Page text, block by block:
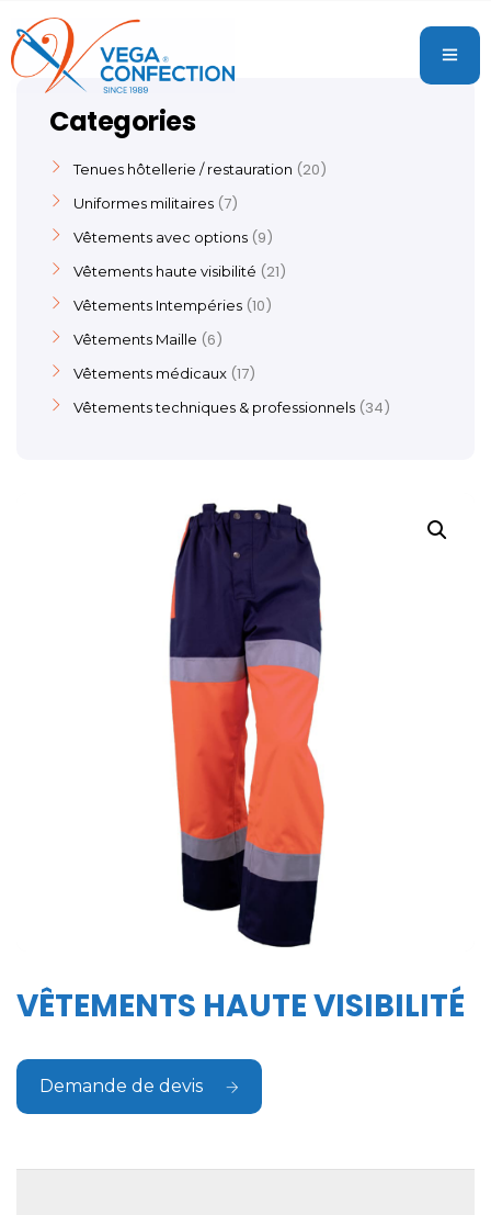
VÊTEMENTS HAUTE VISIBILITÉ
Demande de devis
Categories
Tenues hôtellerie / restauration 20
Uniformes militaires 7
Vêtements avec options 9
Vêtements haute visibilité 21
Vêtements Intempéries 10
Vêtements Maille 6
Vêtements médicaux 17
Vêtements techniques & professionnels 34